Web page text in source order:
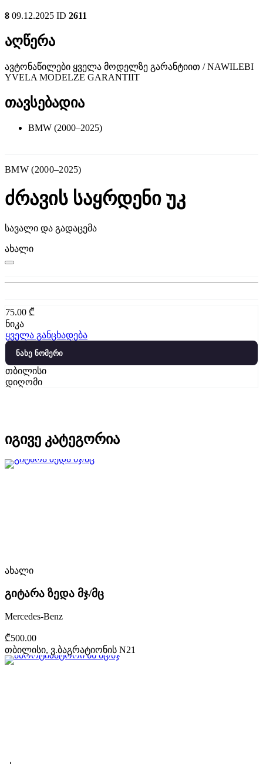
8 09.12.2025 ID 2611
აღწერა
ავტონაწილები ყველა მოდელზე გარანტიით / NAWILEBI
YVELA MODELZE GARANTIIT
თავსებადია
BMW (2000–2025)
BMW (2000–2025)
ძრავის საყრდენი უკ
სავალი და გადაცემა
ახალი
75.00 ₾
ნიკა
ყველა განცხადება
ნახე ნომერი
თბილისი
დიღომი
იგივე კატეგორია
ახალი
გიტარა ზედა მჯ/მც
Mercedes-Benz
₾500.00
თბილისი, ვ.ბაგრატიონის N21